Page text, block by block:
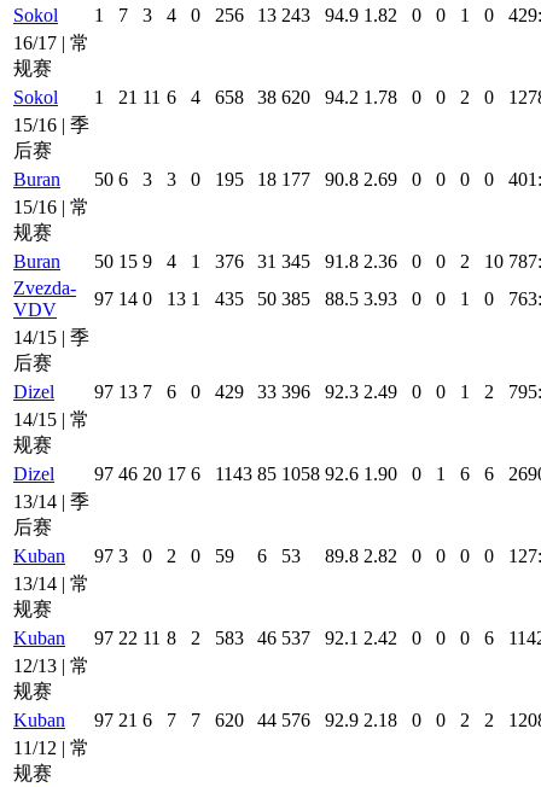
Sokol
1 7 3 4 0 256 13 243 94.9 1.82 0 0 1 0
16/17 | 常
规赛
Sokol
1 21 11 6 4 658 38 620 94.2 1.78 0 0 2 0
15/16 | 季
后赛
Buran
50 6 3 3 0 195 18 177 90.8 2.69 0 0 0 0
15/16 | 常
规赛
Buran
50 15 9 4 1 376 31 345 91.8 2.36 0 0 2 10
Zvezda-
VDV
97 14 0 13 1 435 50 385 88.5 3.93 0 0 1 0
14/15 | 季
后赛
Dizel
97 13 7 6 0 429 33 396 92.3 2.49 0 0 1 2
14/15 | 常
规赛
Dizel
97 46 20 17 6 1143 85 1058 92.6 1.90 0 1 6 6
13/14 | 季
后赛
Kuban
97 3 0 2 0 59 6 53 89.8 2.82 0 0 0 0
13/14 | 常
规赛
Kuban
97 22 11 8 2 583 46 537 92.1 2.42 0 0 0 6
12/13 | 常
规赛
Kuban
97 21 6 7 7 620 44 576 92.9 2.18 0 0 2 2
11/12 | 常
规赛